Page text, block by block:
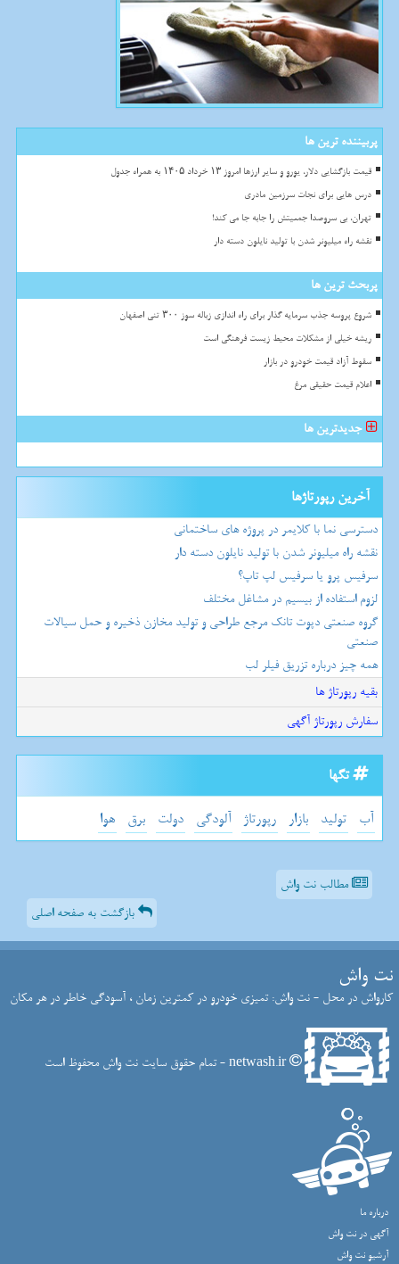
پربیننده ترین ها
قیمت بازگشایی دلار، یورو و سایر ارزها امروز ۱۳ خرداد ۱۴۰۵ به همراه جدول
درس هایی برای نجات سرزمین مادری
تهران، بی سروصدا جمعیتش را جابه جا می کند!
نقشه راه میلیونر شدن با تولید نایلون دسته دار
پربحث ترین ها
شروع پروسه جذب سرمایه گذار برای راه اندازی زباله سوز ۳۰۰ تنی اصفهان
ریشه خیلی از مشکلات محیط زیست فرهنگی است
سقوط آزاد قیمت خودرو در بازار
اعلام قیمت حقیقی مرغ
جدیدترین ها
آخرین رپورتاژها
دسترسی نما با کلایمر در پروژه های ساختمانی
نقشه راه میلیونر شدن با تولید نایلون دسته دار
سرفیس پرو یا سرفیس لپ تاپ؟
لزوم استفاده از بیسیم در مشاغل مختلف
گروه صنعتی دپوت تانک مرجع طراحی و تولید مخازن ذخیره و حمل سیالات
صنعتی
همه چیز درباره تزریق فیلر لب
بقیه رپورتاژ ها
سفارش رپورتاژ آگهی
تگها
آب تولید بازار رپورتاژ آلودگی دولت برق هوا
مطالب نت واش
بازگشت به صفحه اصلی
نت واش
کارواش در محل - نت واش: تمیزی خودرو در کمترین زمان ، آسودگی خاطر در هر مکان
netwash.ir - تمام حقوق سایت نت واش محفوظ است
درباره ما
آگهی در نت واش
آرشیو نت واش